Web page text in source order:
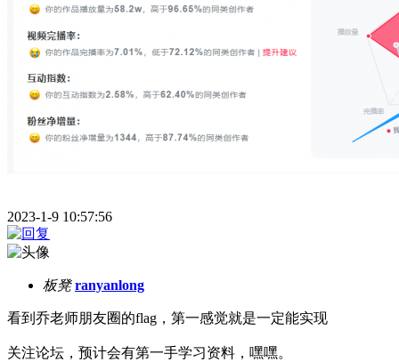
2023-1-9 10:57:56
板凳 ranyanlong
看到乔老师朋友圈的flag，第一感觉就是一定能实现
关注论坛，预计会有第一手学习资料，嘿嘿。